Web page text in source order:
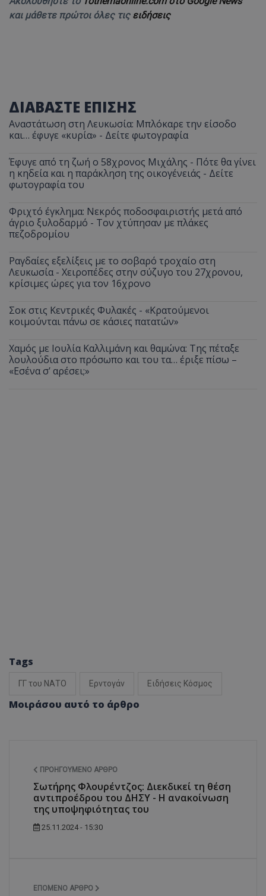
και μάθετε πρώτοι όλες τις ειδήσεις
ΔΙΑΒΑΣΤΕ ΕΠΙΣΗΣ
Αναστάτωση στη Λευκωσία: Μπλόκαρε την είσοδο
και… έφυγε «κυρία» - Δείτε φωτογραφία
Έφυγε από τη ζωή ο 58χρονος Μιχάλης - Πότε θα γίνει
η κηδεία και η παράκληση της οικογένειάς - Δείτε
φωτογραφία του
Φριχτό έγκλημα: Νεκρός ποδοσφαιριστής μετά από
άγριο ξυλοδαρμό - Τον χτύπησαν με πλάκες
πεζοδρομίου
Ραγδαίες εξελίξεις με το σοβαρό τροχαίο στη
Λευκωσία - Χειροπέδες στην σύζυγο του 27χρονου,
κρίσιμες ώρες για τον 16χρονο
Σοκ στις Κεντρικές Φυλακές - «Κρατούμενοι
κοιμούνται πάνω σε κάσιες πατατών»
Χαμός με Ιουλία Καλλιμάνη και θαμώνα: Της πέταξε
λουλούδια στο πρόσωπο και του τα… έριξε πίσω –
«Εσένα σ’ αρέσει;»
Tags
ΓΓ του ΝΑΤΟ Ερντογάν Ειδήσεις Κόσμος
Μοιράσου αυτό το άρθρο
ΠΡΟΗΓΟΎΜΕΝΟ ΆΡΘΡΟ
Σωτήρης Φλουρέντζος: Διεκδικεί τη θέση
αντιπροέδρου του ΔΗΣΥ - Η ανακοίνωση
της υποψηφιότητας του
25.11.2024 - 15:30
ΕΠΌΜΕΝΟ ΆΡΘΡΟ